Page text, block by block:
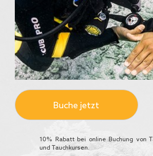
Buche jetzt
10% Rabatt bei online Buchung von
und Tauchkursen.